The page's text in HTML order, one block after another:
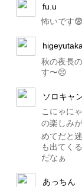
fu.u
怖いです
higeyutaka
秋の夜長
す〜😣
ソロキャ
こにゃに
の楽しみ
めてだと
も出てく
だなぁ
あっちん